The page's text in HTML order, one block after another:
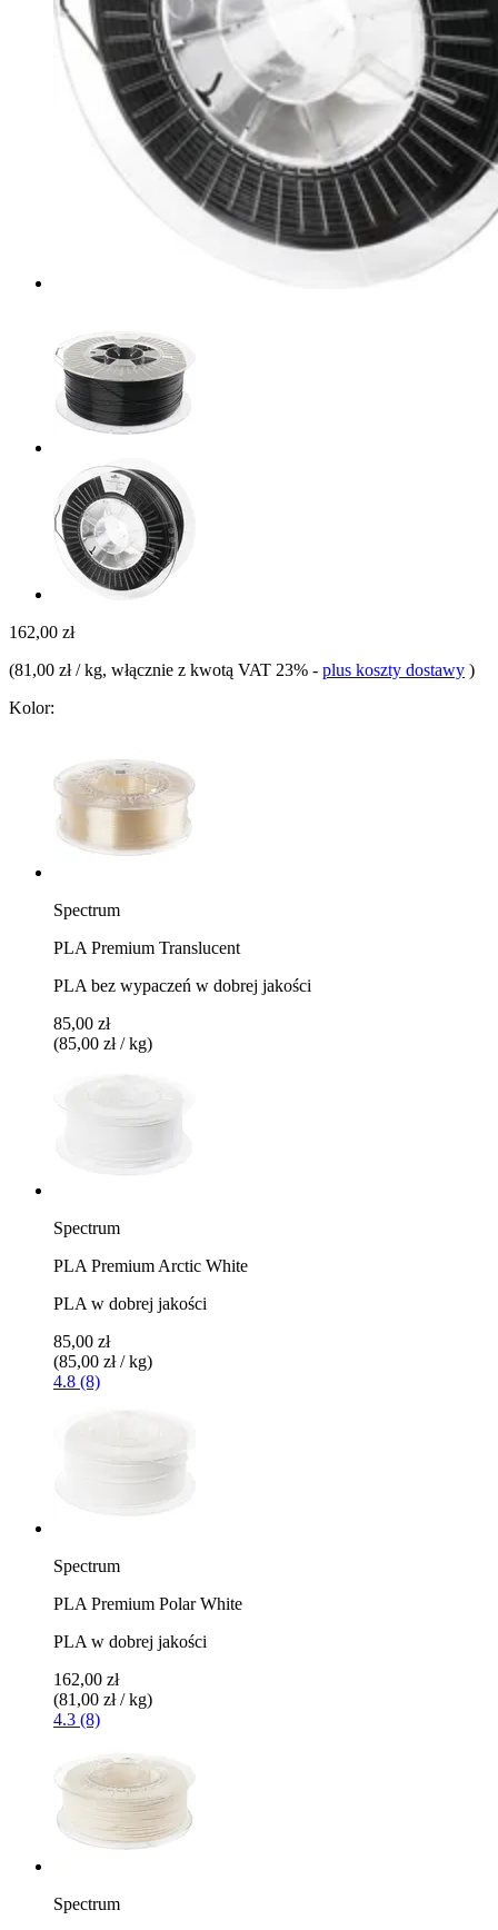
162,00 zł
(81,00 zł / kg, włącznie z kwotą VAT 23% - plus koszty dostawy )
Kolor:
Spectrum
PLA Premium Translucent
PLA bez wypaczeń w dobrej jakości
85,00 zł
(85,00 zł / kg)
Spectrum
PLA Premium Arctic White
PLA w dobrej jakości
85,00 zł
(85,00 zł / kg)
4.8 (8)
Spectrum
PLA Premium Polar White
PLA w dobrej jakości
162,00 zł
(81,00 zł / kg)
4.3 (8)
Spectrum